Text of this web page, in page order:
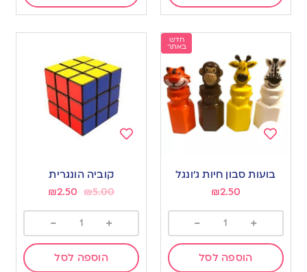
חדש
באתר
toבועות סבון חיות ג’ונגל
₪2.50
+
-
הוספה לסל
wishlist
קוביה הונגרית
₪5.00
₪2.50
+
-
הוספה לסל